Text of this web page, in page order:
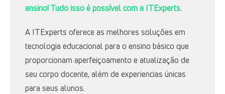
ensino! Tudo isso é possível com a ITExperts.
A ITExperts oferece as melhores soluções em
tecnologia educacional para o ensino básico que
proporcionam aperfeiçoamento e atualização de
seu corpo docente, além de experiencias únicas
para seus alunos.